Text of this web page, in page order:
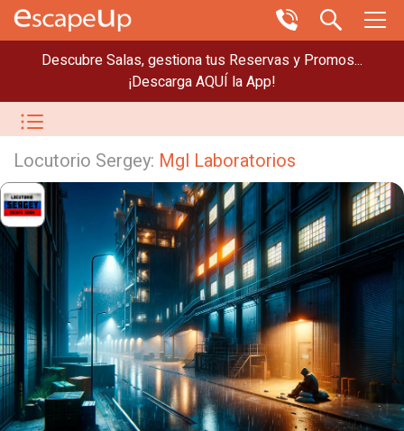
Descubre Salas, gestiona tus Reservas y Promos...
¡Descarga AQUÍ la App!
Locutorio Sergey: Mgl Laboratorios